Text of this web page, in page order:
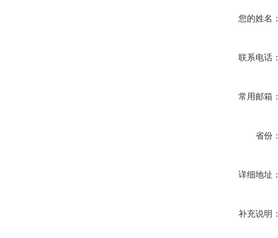
您的姓名：
联系电话：
常用邮箱：
省份：
详细地址：
补充说明：